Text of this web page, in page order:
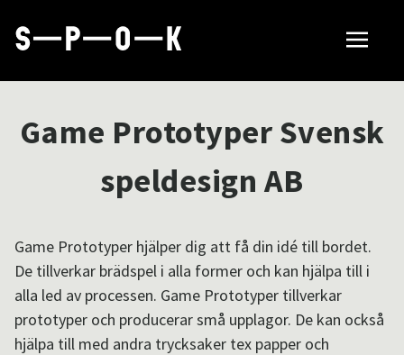
Om SPOK
Game Prototyper Svensk
speldesign AB
Game Prototyper hjälper dig att få din idé till bordet.
De tillverkar brädspel i alla former och kan hjälpa till i
alla led av processen. Game Prototyper tillverkar
prototyper och producerar små upplagor. De kan också
hjälpa till med andra trycksaker tex papper och